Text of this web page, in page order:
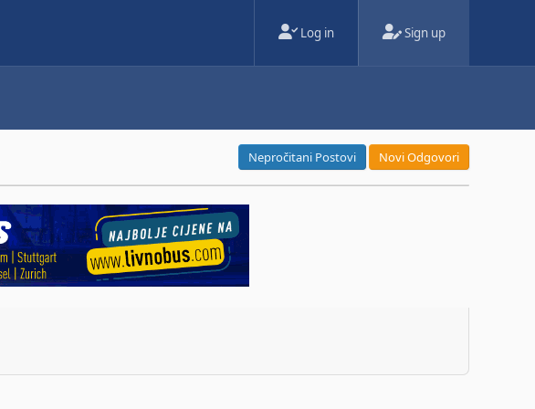
Log in Sign up
Nepročitani Postovi Novi Odgovori